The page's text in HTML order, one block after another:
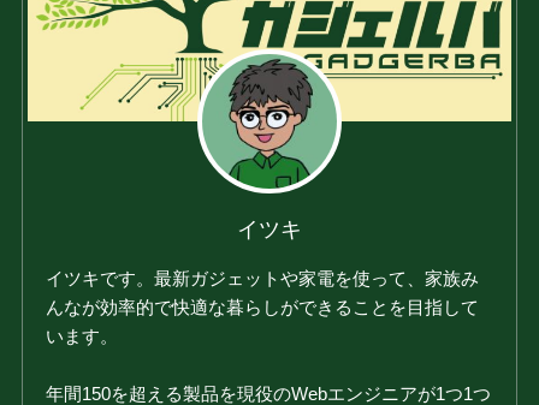
イツキ
イツキです。最新ガジェットや家電を使って、家族み
んなが効率的で快適な暮らしができることを目指して
います。
年間150を超える製品を現役のWebエンジニアが1つ1つ